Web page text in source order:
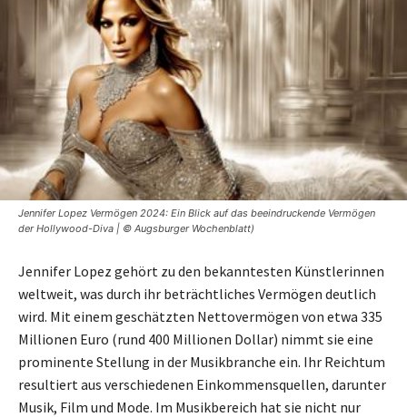
Jennifer Lopez Vermögen 2024: Ein Blick auf das beeindruckende Vermögen
der Hollywood-Diva | © Augsburger Wochenblatt)
Jennifer Lopez gehört zu den bekanntesten Künstlerinnen
weltweit, was durch ihr beträchtliches Vermögen deutlich
wird. Mit einem geschätzten Nettovermögen von etwa 335
Millionen Euro (rund 400 Millionen Dollar) nimmt sie eine
prominente Stellung in der Musikbranche ein. Ihr Reichtum
resultiert aus verschiedenen Einkommensquellen, darunter
Musik, Film und Mode. Im Musikbereich hat sie nicht nur